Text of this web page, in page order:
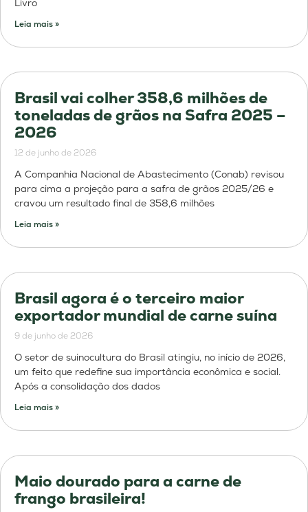
Livro
Leia mais »
Brasil vai colher 358,6 milhões de
toneladas de grãos na Safra 2025 –
2026
12 de junho de 2026
A Companhia Nacional de Abastecimento (Conab) revisou
para cima a projeção para a safra de grãos 2025/26 e
cravou um resultado final de 358,6 milhões
Leia mais »
Brasil agora é o terceiro maior
exportador mundial de carne suína
9 de junho de 2026
O setor de suinocultura do Brasil atingiu, no início de 2026,
um feito que redefine sua importância econômica e social.
Após a consolidação dos dados
Leia mais »
Maio dourado para a carne de
frango brasileira!